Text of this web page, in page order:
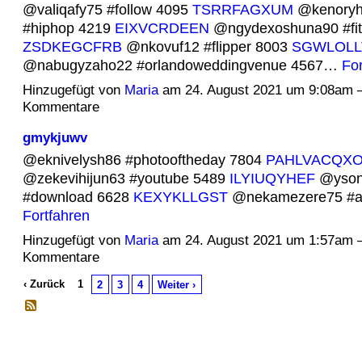
@valiqafy75 #follow 4095 TSRRFAGXUM
#hiphop 4219 EIXVCRDEEN @ngydexoshuna90
ZSDKEGCFRB @nkovuf12 #flipper 8003
@nabugyzaho22 #orlandoweddingvenue 4567…
Hinzugefügt von Mariaam 24. August 2021 um 9:08am
Kommentare
gmykjuwv
@eknivelysh86 #photooftheday 7804
@zekevihijun63 #youtube 5489 ILYIUQYHEF
#download 6628 KEXYKLLGST@nekamezere75
Fortfahren
Hinzugefügt von Mariaam 24. August 2021 um 1:57am
Kommentare
‹ Zurück 1 2 3 4 Weiter ›